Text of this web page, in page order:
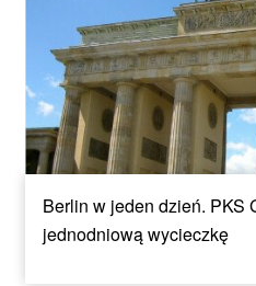
Berlin w jeden dzień. PKS
jednodniową wycieczkę